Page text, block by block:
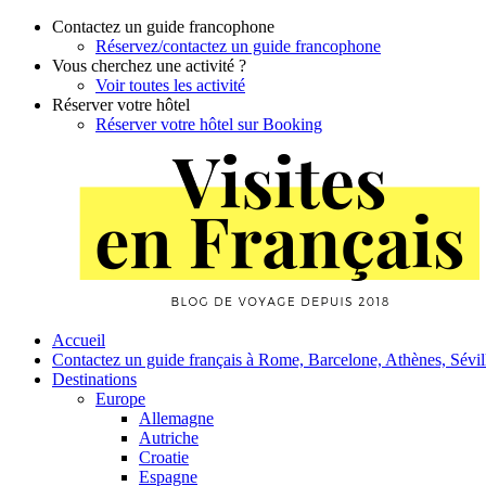
Contactez un guide francophone
Réservez/contactez un guide francophone
Vous cherchez une activité ?
Voir toutes les activité
Réserver votre hôtel
Réserver votre hôtel sur Booking
Primary
Navigation
Accueil
Contactez un guide français à Rome, Barcelone, Athènes,
Destinations
Europe
Allemagne
Autriche
Croatie
Espagne